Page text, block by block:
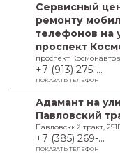
Сервисный
ремонту
телефонов на
проспект
проспект
+7 (913) 275-...
ПОКАЗАТЬ ТЕЛЕФОН
Адамант на
Павловский
Павловский тракт,
+7 (385) 269-...
ПОКАЗАТЬ ТЕЛЕФОН